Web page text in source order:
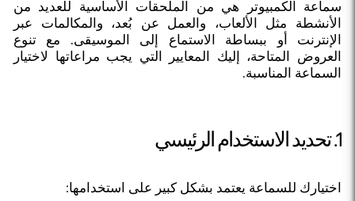
النموذج الذي يناسب احتياجاتك وميزانيتك.
سماعة الكمبيوتر هي من الملحقات الأساسية للعديد من
الأنشطة مثل الألعاب، والعمل عن بُعد، والمكالمات عبر
الإنترنت أو ببساطة الاستماع إلى الموسيقى. مع تنوع
العروض المتاحة، إليك المعايير التي يجب مراعاتها لاختيار
السماعة المناسبة.
1. تحديد الاستخدام الرئيسي
اختيارك للسماعة يعتمد بشكل كبير على استخدامها: